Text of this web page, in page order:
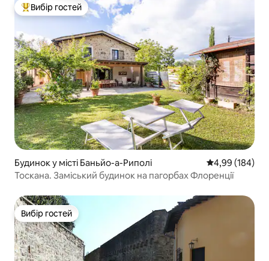
Топ вибір гостей
Вибір гостей
Будинок у місті Баньйо-а-Риполі Середня
4,99 (184)
Тоскана. Заміський будинок на пагорбах Флоренції
Вибір гостей
Вибір гостей